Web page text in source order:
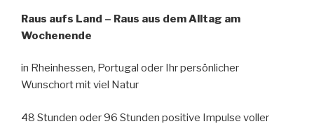
Raus aufs Land – Raus aus dem Alltag am
Wochenende
in Rheinhessen, Portugal oder Ihr persönlicher
Wunschort mit viel Natur
48 Stunden oder 96 Stunden positive Impulse voller